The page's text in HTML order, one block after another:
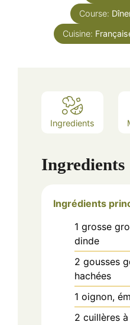
Course:
Cuisine:
Ingredients
Ingredients
Ingrédients
1 grosse
dinde
2 gousses
hachées
1 oignon,
2 cuillères